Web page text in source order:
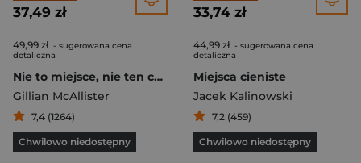
37,49 zł
49,99 zł - sugerowana cena
detaliczna
Nie to miejsce, nie ten czas
Gillian McAllister
7,4 (1264)
Chwilowo niedostępny
33,74 zł
44,99 zł - sugerowana cena
detaliczna
Miejsca cieniste
Jacek Kalinowski
7,2 (459)
Chwilowo niedostępny